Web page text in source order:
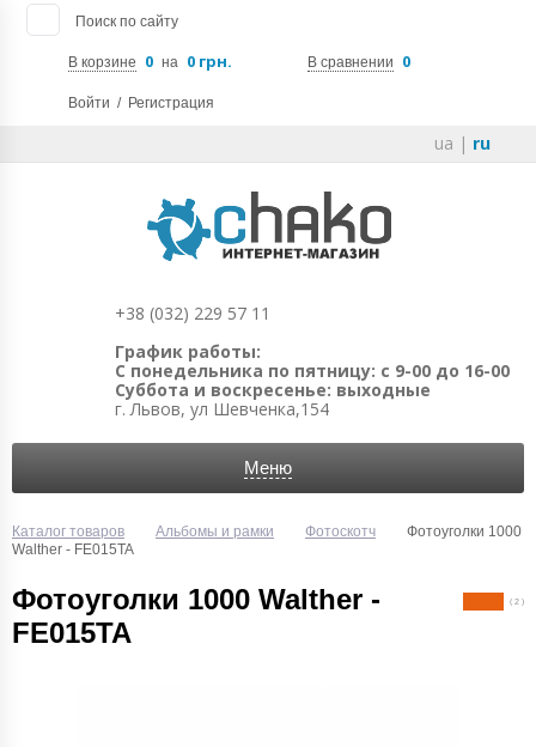
Поиск по сайту
В корзине 0 на 0 грн. В сравнении 0
Войти / Регистрация
ua | ru
+38 (032) 229 57 11
График работы:
С понедельника по пятницу: с 9-00 до 16-00
Суббота и воскресенье: выходные
г. Львов, ул Шевченка,154
Меню
Каталог товаров Альбомы и рамки Фотоскотч
Фотоуголки 1000
Walther - FE015TA
Фотоуголки 1000 Walther -
FE015TA
( 2 )